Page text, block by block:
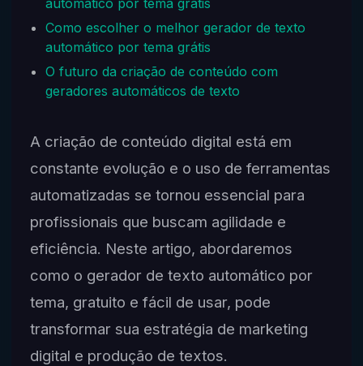
automático por tema grátis
Como escolher o melhor gerador de texto
automático por tema grátis
O futuro da criação de conteúdo com
geradores automáticos de texto
A criação de conteúdo digital está em
constante evolução e o uso de ferramentas
automatizadas se tornou essencial para
profissionais que buscam agilidade e
eficiência. Neste artigo, abordaremos
como o gerador de texto automático por
tema, gratuito e fácil de usar, pode
transformar sua estratégia de marketing
digital e produção de textos.